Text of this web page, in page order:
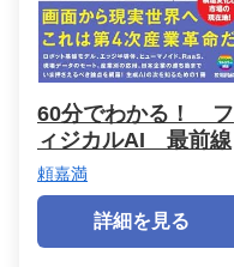
60分でわかる！ フ
ィジカルAI 最前線
頼嘉満
詳細を見る